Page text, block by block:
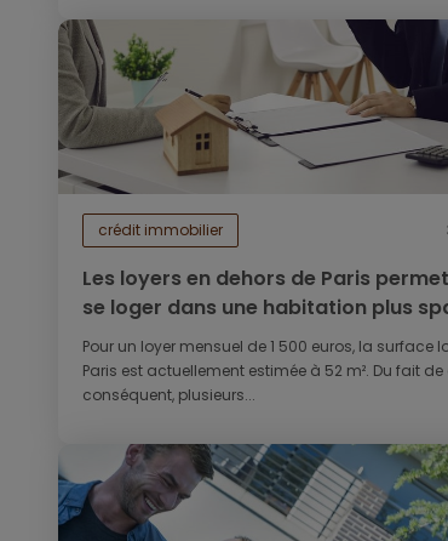
crédit immobilier
Les loyers en dehors de Paris
se loger dans une habitation plus
Pour un loyer mensuel de 1 500 euros, la surface
Paris est actuellement estimée à 52 m². Du fait de
conséquent, plusieurs...